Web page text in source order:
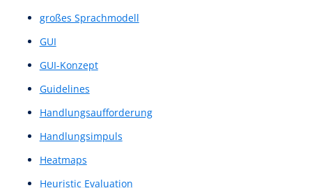
Einseiter
Eye Tracking
Feedback-Score
Figma Design
Figma Prototyp